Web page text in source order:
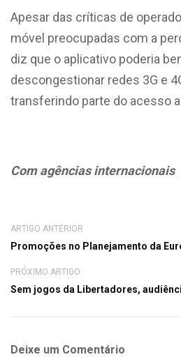
Apesar das críticas de
móvel preocupadas com a
diz que o aplicativo poderia
descongestionar redes 3G e
transferindo parte do acesso
Com agências internacionais
ARTIGO ANTERIOR
Promoções no Planejamento da
PRÓXIMO ARTIGO
Sem jogos da Libertadores,
Deixe um Comentário